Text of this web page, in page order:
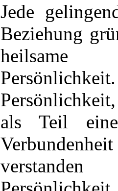
Jede
Beziehung
als Teil